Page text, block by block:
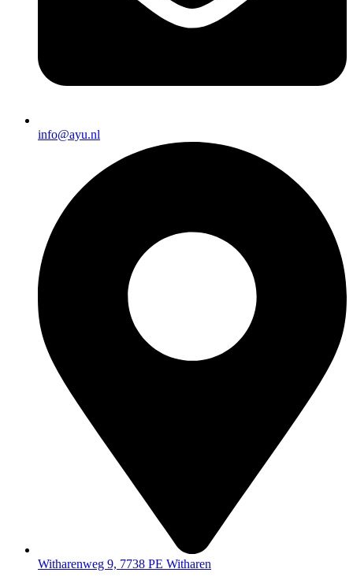
info@ayu.nl
Witharenweg 9, 7738 PE Witharen